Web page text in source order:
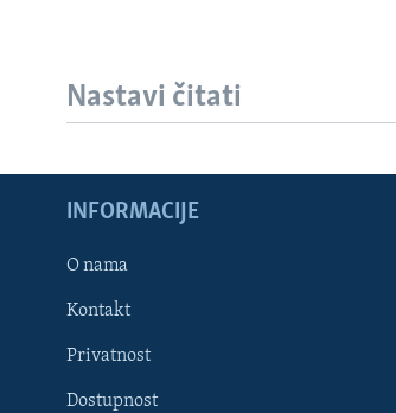
Learning English
Nastavi čitati
INFORMACIJE
O nama
Kontakt
Privatnost
Dostupnost